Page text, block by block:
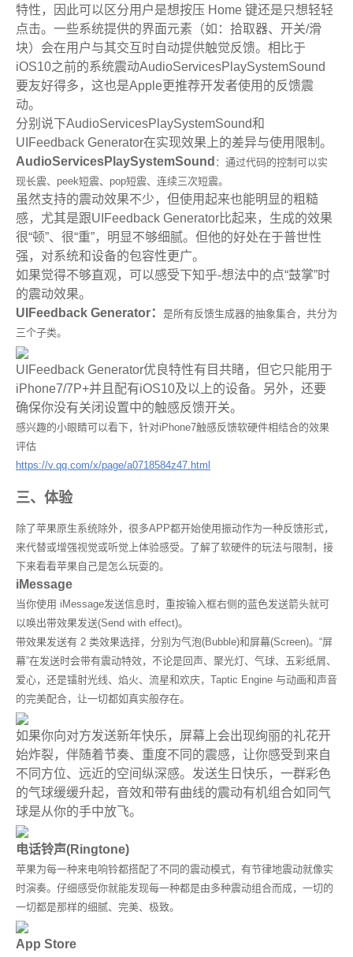
特性，因此可以区分用户是想按压 Home 键还是只想轻轻
点击。 一些系统提供的界面元素（如：拾取器、开关/滑
块）会在用户与其交互时自动提供触觉反馈。相比于
iOS10之前的系统震动AudioServicesPlaySystemSound
要友好得多，这也是Apple更推荐开发者使用的反馈震
动。
分别说下AudioServicesPlaySystemSound和
UIFeedback Generator在实现效果上的差异与使用限制。
AudioServicesPlaySystemSound ：通过代码的控制可以实
现长震、peek短震、pop短震、连续三次短震。
虽然支持的震动效果不少，但使用起来也能明显的粗糙
感，尤其是跟UIFeedback Generator比起来，生成的效果
很“顿”、很“重”，明显不够细腻。但他的好处在于普世性
强，对系统和设备的包容性更广。
如果觉得不够直观，可以感受下知乎-想法中的点“鼓掌”时
的震动效果。
UIFeedback Generator： 是所有反馈生成器的抽象集合，共分为
三个子类。
UIFeedback Generator优良特性有目共睹，但它只能用于
iPhone7/7P+并且配有iOS10及以上的设备。另外，还要
确保你没有关闭设置中的触感反馈开关。
感兴趣的小眼睛可以看下，针对iPhone7触感反馈软硬件相结合的效果
评估
https://v.qq.com/x/page/a0718584z47.html
三、体验
除了苹果原生系统除外，很多APP都开始使用振动作为一种反馈形式，
来代替或增强视觉或听觉上体验感受。了解了软硬件的玩法与限制，接
下来看看苹果自己是怎么玩耍的。
iMessage
当你使用 iMessage发送信息时，重按输入框右侧的蓝色发送箭头就可
以唤出带效果发送(Send with effect)。
带效果发送有 2 类效果选择，分别为气泡(Bubble)和屏幕(Screen)。“屏
幕”在发送时会带有震动特效，不论是回声、聚光灯、气球、五彩纸屑、
爱心，还是镭射光线、焰火、流星和欢庆，Taptic Engine 与动画和声音
的完美配合，让一切都如真实般存在。
如果你向对方发送新年快乐，屏幕上会出现绚丽的礼花开
始炸裂，伴随着节奏、重度不同的震感，让你感受到来自
不同方位、远近的空间纵深感。发送生日快乐，一群彩色
的气球缓缓升起，音效和带有曲线的震动有机组合如同气
球是从你的手中放飞。
电话铃声(Ringtone)
苹果为每一种来电响铃都搭配了不同的震动模式，有节律地震动就像实
时演奏。仔细感受你就能发现每一种都是由多种震动组合而成，一切的
一切都是那样的细腻、完美、极致。
App Store